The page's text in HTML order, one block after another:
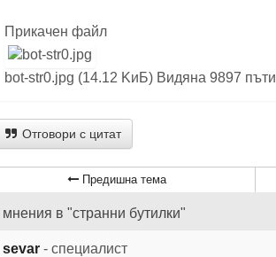
Прикачен файл
bot-str0.jpg (14.12 KиБ) Видяна 9897 пъти
Отговори с цитат
Предишна тема
мнения в "странни бутилки"
sevar - специалист